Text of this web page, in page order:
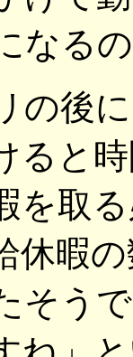
なる
の後
ると
を取
休暇
そう